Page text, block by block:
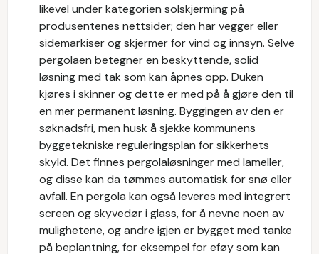
likevel under kategorien solskjerming på
produsentenes nettsider; den har vegger eller
sidemarkiser og skjermer for vind og innsyn. Selve
pergolaen betegner en beskyttende, solid
løsning med tak som kan åpnes opp. Duken
kjøres i skinner og dette er med på å gjøre den til
en mer permanent løsning. Byggingen av den er
søknadsfri, men husk å sjekke kommunens
byggetekniske reguleringsplan for sikkerhets
skyld. Det finnes pergolaløsninger med lameller,
og disse kan da tømmes automatisk for snø eller
avfall. En pergola kan også leveres med integrert
screen og skyvedør i glass, for å nevne noen av
mulighetene, og andre igjen er bygget med tanke
på beplantning, for eksempel for eføy som kan